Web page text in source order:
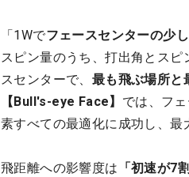
「1Wでフェースセンターの少
スピン量のうち、打出角とス
スセンターで、 最も飛ぶ場所と
【Bull's-eye Face】 では、フ
素すべての最適化に成功し、最
飛距離への影響度は 「初速が7割